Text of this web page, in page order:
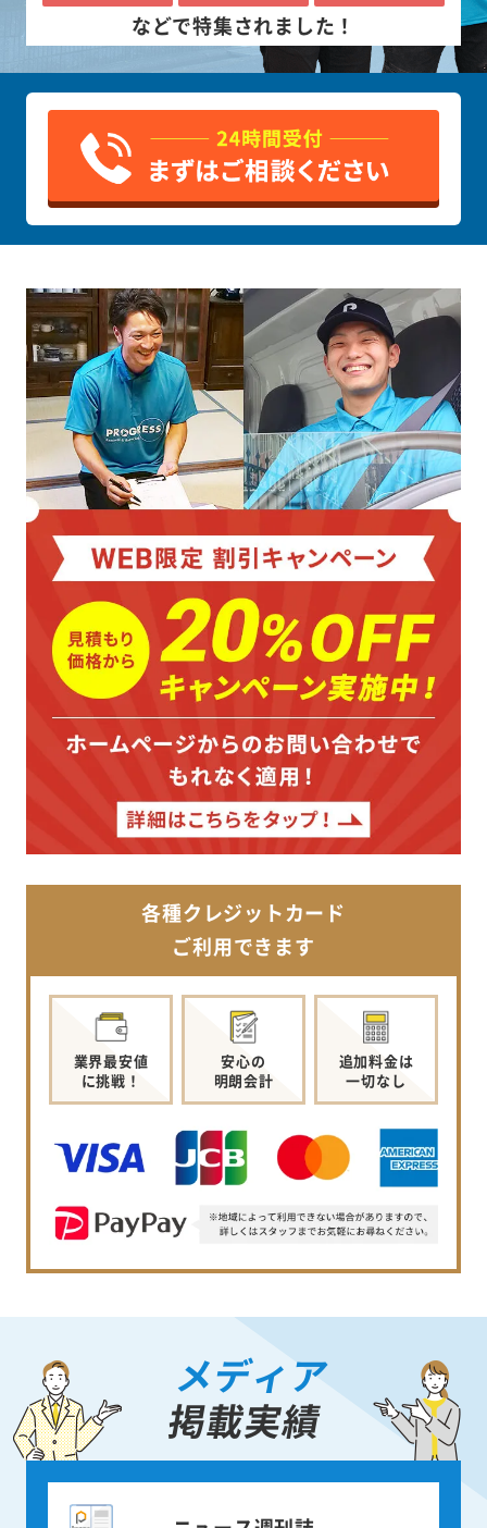
などで特集されました！
各種クレジットカード
ご利用できます
業界最安値
に挑戦！
安心の
明朗会計
追加料金は
一切なし
メディア
掲載実績